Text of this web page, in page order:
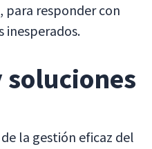
para responder con
inesperados.
soluciones
la gestión eficaz del